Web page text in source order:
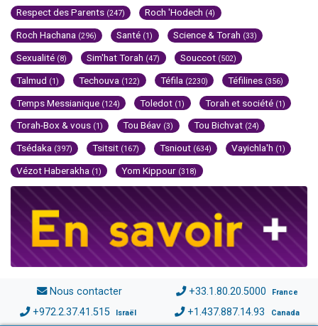
Respect des Parents (247) Roch 'Hodech (4)
Roch Hachana (296) Santé (1) Science & Torah (33)
Sexualité (8) Sim'hat Torah (47) Souccot (502)
Talmud (1) Techouva (122) Téfila (2230) Téfilines (356)
Temps Messianique (124) Toledot (1) Torah et société (1)
Torah-Box & vous (1) Tou Béav (3) Tou Bichvat (24)
Tsédaka (397) Tsitsit (167) Tsniout (634) Vayichla'h (1)
Vézot Haberakha (1) Yom Kippour (318)
Nous contacter +33.1.80.20.5000 France
+972.2.37.41.515 Israël +1.437.887.14.93 Canada